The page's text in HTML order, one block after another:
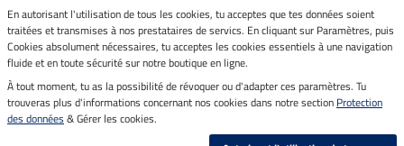
Paiement sécurisé
Mentions légales
En autorisant l'utilisation de tous les cookies, tu acceptes que tes données soient
traitées et transmises à nos prestataires de servics. En cliquant sur Paramètres, puis
Cookies absolument nécessaires, tu acceptes les cookies essentiels à une navigation
fluide et en toute sécurité sur notre boutique en ligne.
À tout moment, tu as la possibilité de révoquer ou d'adapter ces paramètres. Tu
trouveras plus d'informations concernant nos cookies dans notre section Protection
des données & Gérer les cookies.